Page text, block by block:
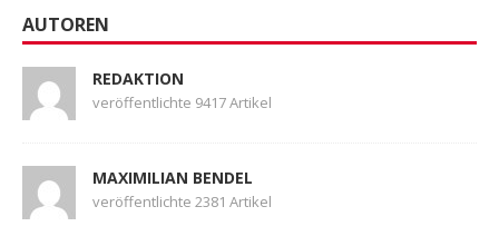
AUTOREN
REDAKTION
veröffentlichte 9417 Artikel
MAXIMILIAN BENDEL
veröffentlichte 2381 Artikel